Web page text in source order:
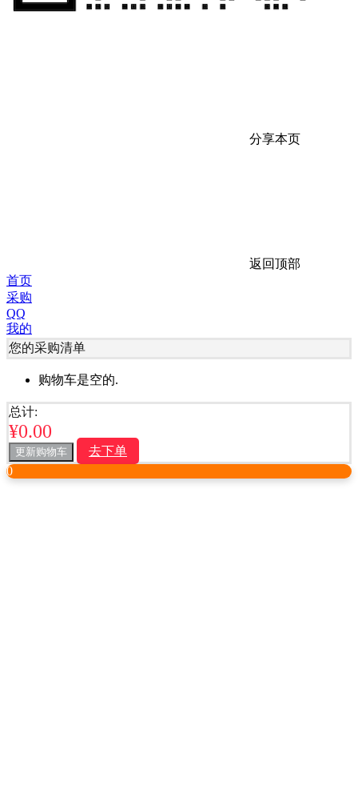
分享本页
返回顶部
首页
采购
QQ
我的
您的采购清单
购物车是空的.
总计:
¥0.00
更新购物车
去下单
0